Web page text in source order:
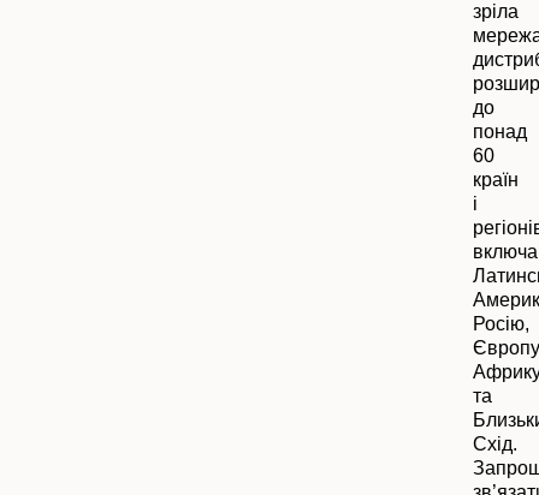
зріла
до
понад
60
країн
і
Росію,
та
Схід.